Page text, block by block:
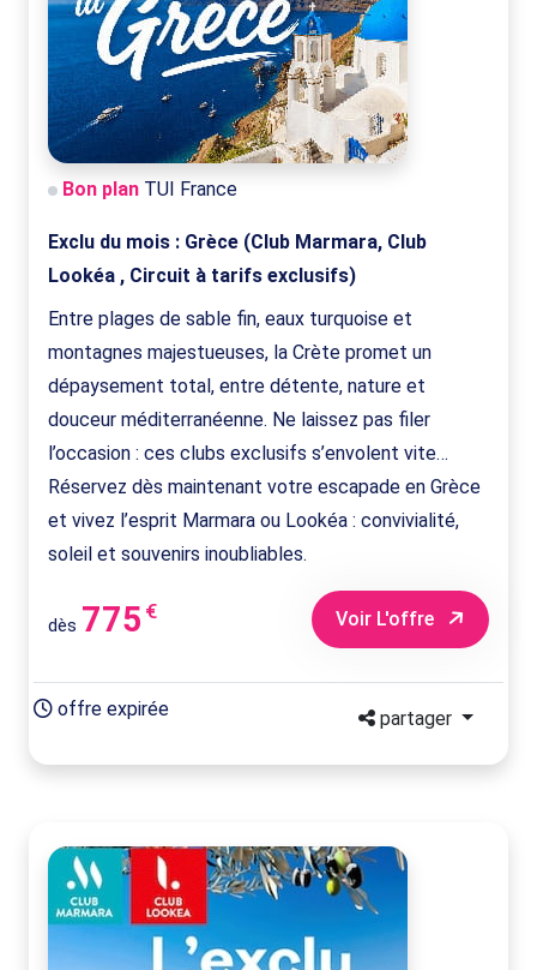
Bon plan TUI France
Exclu du mois : Grèce (Club Marmara, Club
Lookéa , Circuit à tarifs exclusifs)
Entre plages de sable fin, eaux turquoise et
montagnes majestueuses, la Crète promet un
dépaysement total, entre détente, nature et
douceur méditerranéenne. Ne laissez pas filer
l’occasion : ces clubs exclusifs s’envolent vite…
Réservez dès maintenant votre escapade en Grèce
et vivez l’esprit Marmara ou Lookéa : convivialité,
soleil et souvenirs inoubliables.
dès 775 € Voir L'offre
offre expirée partager